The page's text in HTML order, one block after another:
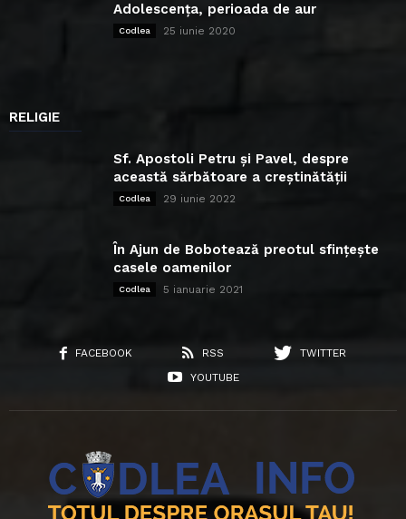
Adolescența, perioada de aur
Codlea 25 iunie 2020
RELIGIE
Sf. Apostoli Petru și Pavel, despre
această sărbătoare a creștinătății
Codlea 29 iunie 2022
În Ajun de Bobotează preotul sfințește
casele oamenilor
Codlea 5 ianuarie 2021
FACEBOOK RSS
TWITTER
YOUTUBE